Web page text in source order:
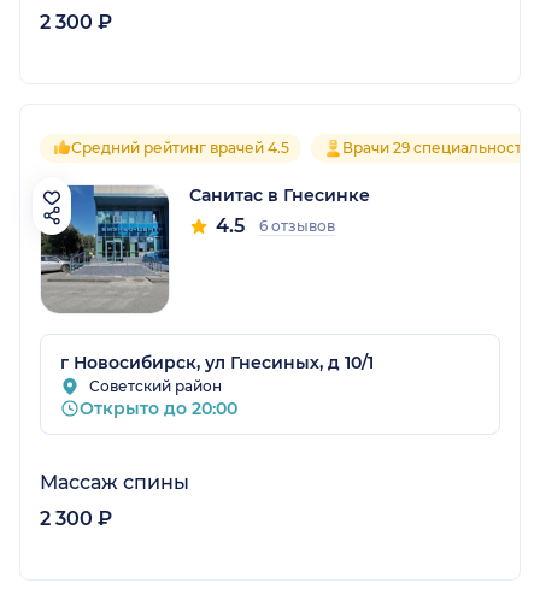
2 300 ₽
Средний рейтинг врачей 4.5 Врачи 29 специальностей
Санитас в Гнесинке
4.5 6 отзывов
г Новосибирск, ул Гнесиных, д 10/1
Советский район
Открыто до 20:00
Массаж спины
2 300 ₽